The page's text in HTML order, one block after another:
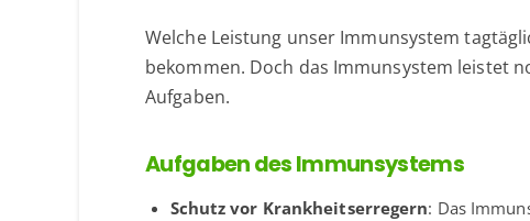
Welche Leistung unser Immunsystem
bekommen. Doch das Immunsystem leistet
Aufgaben.
Aufgaben des Immunsystems
Schutz vor Krankheitserregern: Das